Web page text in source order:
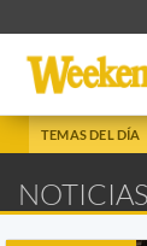
TEMAS DEL DÍA